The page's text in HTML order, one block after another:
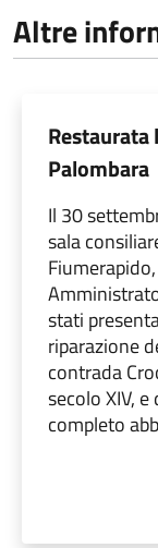
Altre
Restaurata
Palombara
Il 30
sala
stati
riparazione
contrada
secolo XIV,
completo